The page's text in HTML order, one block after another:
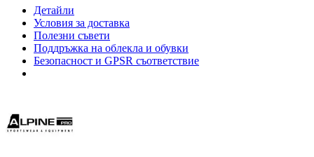
Детайли
Условия за доставка
Полезни съвети
Поддръжка на облекла и обувки
Безопасност и GPSR съответствие